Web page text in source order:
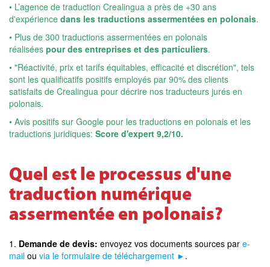
• L’agence de traduction Crealingua a près de +30 ans
d'expérience dans les traductions assermentées en polonais.
• Plus de 300 traductions assermentées en polonais
réalisées pour des entreprises et des particuliers.
• "Réactivité, prix et tarifs équitables, efficacité et discrétion", tels
sont les qualificatifs positifs employés par 90% des clients
satisfaits de Crealingua pour décrire nos traducteurs jurés en
polonais.
• Avis positifs sur Google pour les traductions en polonais et les
traductions juridiques: Score d'expert 9,2/10.
Quel est le processus d'une
traduction numérique
assermentée en polonais?
1. Demande de devis: envoyez vos documents sources par e-
mail ou via le formulaire de téléchargement ► .